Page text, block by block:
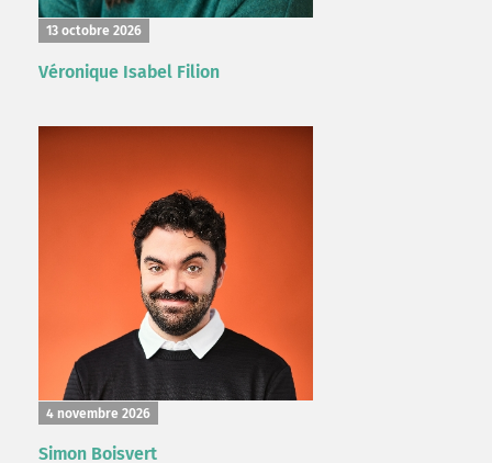
13 octobre 2026
Véronique Isabel Filion
4 novembre 2026
Simon Boisvert